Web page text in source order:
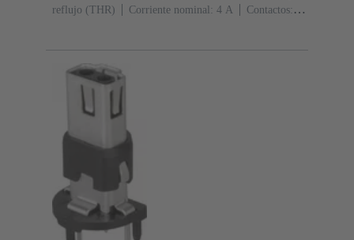
reflujo (THR)
Corriente nominal: ‌4 A
Contactos: 2